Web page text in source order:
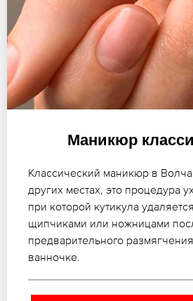
Маникюр
Классический маникюр в
других местах, это процедура
при которой кутикула
щипчиками или ножницами
предварительного
ванночке.